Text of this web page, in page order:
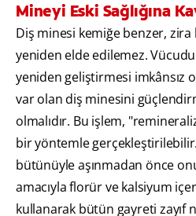
Mineyi Eski Sağlığına
Diş minesi kemiğe benzer, zira
yeniden elde edilemez.
yeniden geliştirmesi imkânsız
var olan diş minesini
olmalıdır. Bu işlem,
bir yöntemle
bütünüyle aşınmadan önce
amacıyla florür ve kalsiyum
kullanarak bütün gayreti zayıf